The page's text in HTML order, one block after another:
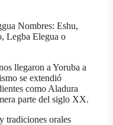
Nombres: Eshu,
Legba Elegua o
llegaron a Yoruba a
se extendió
como Aladura
parte del siglo XX.
tradiciones orales